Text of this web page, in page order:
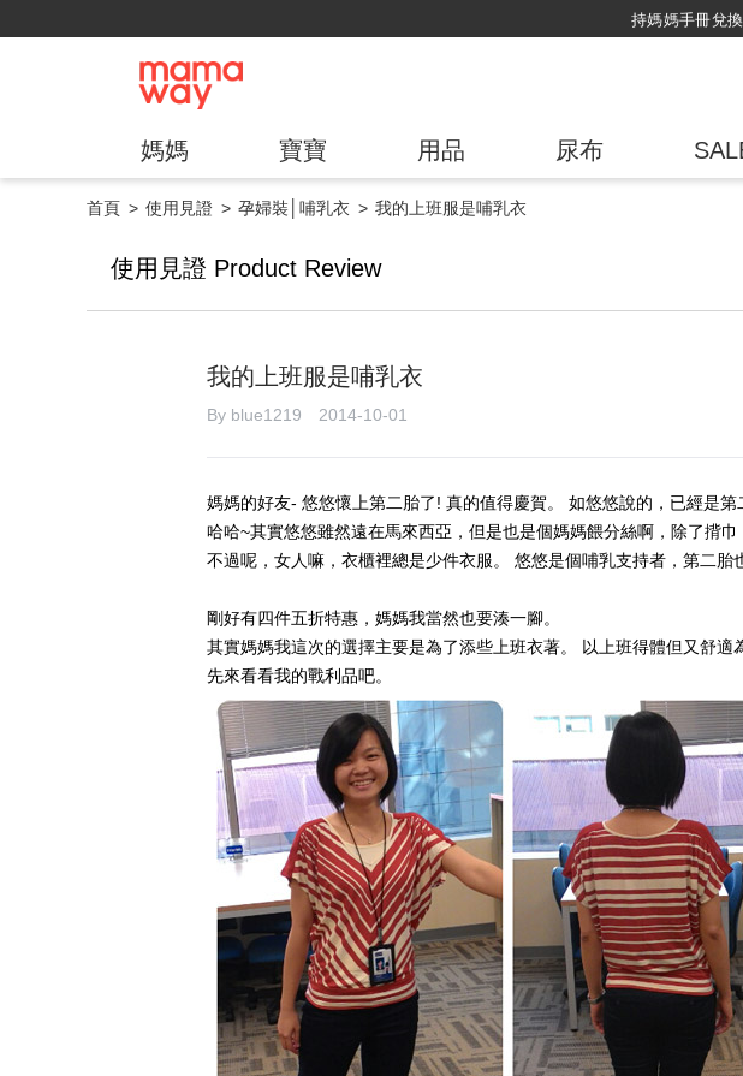
媽媽 寶寶 用品 尿布
首頁 使用見證 孕婦裝│哺乳衣 我的上班服是哺乳衣
使用見證 Product Review
我的上班服是哺乳衣
By blue1219 2014-10-01
媽媽的好友- 悠悠懷上第二胎了! 真的值得慶賀。 如悠悠說的，已經是
哈哈~其實悠悠雖然遠在馬來西亞，但是也是個媽媽餵分絲啊，除了揹巾
不過呢，女人嘛，衣櫃裡總是少件衣服。 悠悠是個哺乳支持者，第二
剛好有四件五折特惠，媽媽我當然也要湊一腳。
其實媽媽我這次的選擇主要是為了添些上班衣著。 以上班得體但又舒適
先來看看我的戰利品吧。